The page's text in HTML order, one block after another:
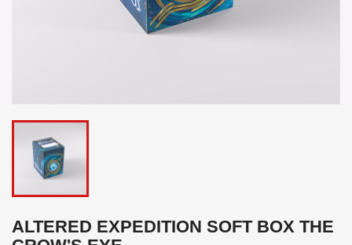
ALTERED EXPEDITION SOFT BOX THE